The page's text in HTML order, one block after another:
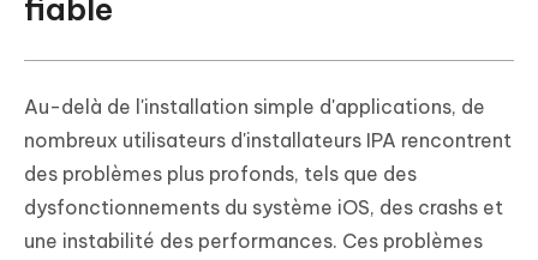
fiable
Au-delà de l'installation simple d'applications, de
nombreux utilisateurs d'installateurs IPA rencontrent
des problèmes plus profonds, tels que des
dysfonctionnements du système iOS, des crashs et
une instabilité des performances. Ces problèmes